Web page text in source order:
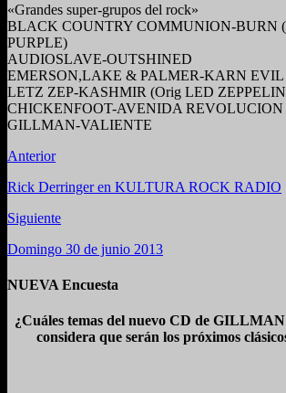
«Grandes super-grupos del rock»
BLACK COUNTRY COMMUNION-BURN
PURPLE)
AUDIOSLAVE-OUTSHINED
EMERSON,LAKE & PALMER-KARN EVIL
LETZ ZEP-KASHMIR (Orig LED
CHICKENFOOT-AVENIDA REVOLUCION
GILLMAN-VALIENTE
Anterior
Rick Derringer en KULTURA ROCK RADIO
Siguiente
Domingo 30 de junio 2013
NUEVA Encuesta
¿Cuáles temas del nuevo CD de
considera que serán los próximos